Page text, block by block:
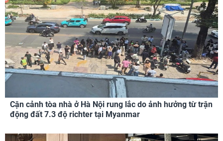
Cận cảnh tòa nhà ở Hà Nội rung lắc do ảnh hưởng từ trận
động đất 7.3 độ richter tại Myanmar